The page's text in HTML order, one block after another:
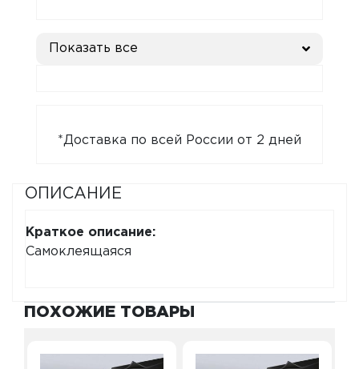
Показать все
*Доставка по всей России от 2 дней
ОПИСАНИЕ
Краткое описание:
Самоклеящаяся
ПОХОЖИЕ ТОВАРЫ